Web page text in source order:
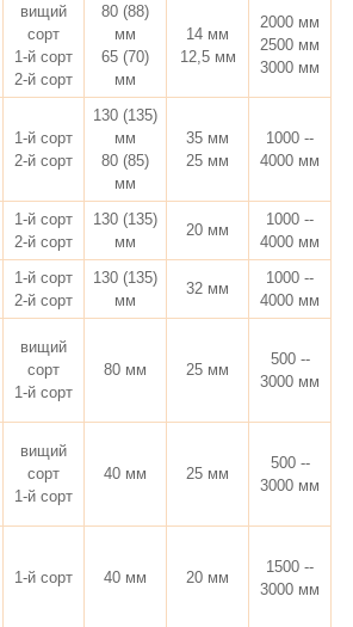
вищий
сорт
1-й сорт
2-й сорт
80 (88)
мм
65 (70)
мм
14 мм
12,5 мм
2000 мм
2500 мм
3000 мм
1-й сорт
2-й сорт
130 (135)
мм
80 (85)
мм
35 мм
25 мм
1000 --
4000 мм
1-й сорт
2-й сорт
130 (135)
мм
20 мм
1000 --
4000 мм
1-й сорт
2-й сорт
130 (135)
мм
32 мм
1000 --
4000 мм
вищий
сорт
1-й сорт
80 мм 25 мм
500 --
3000 мм
вищий
сорт
1-й сорт
40 мм 25 мм
500 --
3000 мм
1-й сорт 40 мм 20 мм
1500 --
3000 мм